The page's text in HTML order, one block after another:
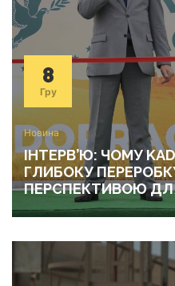
8
Гру
Новина
ІНТЕРВ’Ю: ЧОМУ
ГЛИБОКУ
ПЕРСПЕКТИВОЮ